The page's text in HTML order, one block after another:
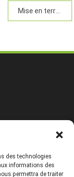
des technologies
informations des
permettra de traiter
Mise en terre